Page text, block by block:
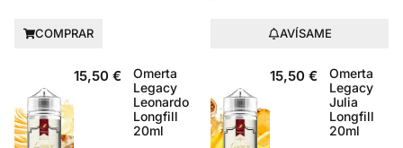
COMPRAR AVÍSAME
15,50 €
Omerta
Legacy
Leonardo
Longfill
20ml
15,50 €
Omerta
Legacy
Julia
Longfill
20ml